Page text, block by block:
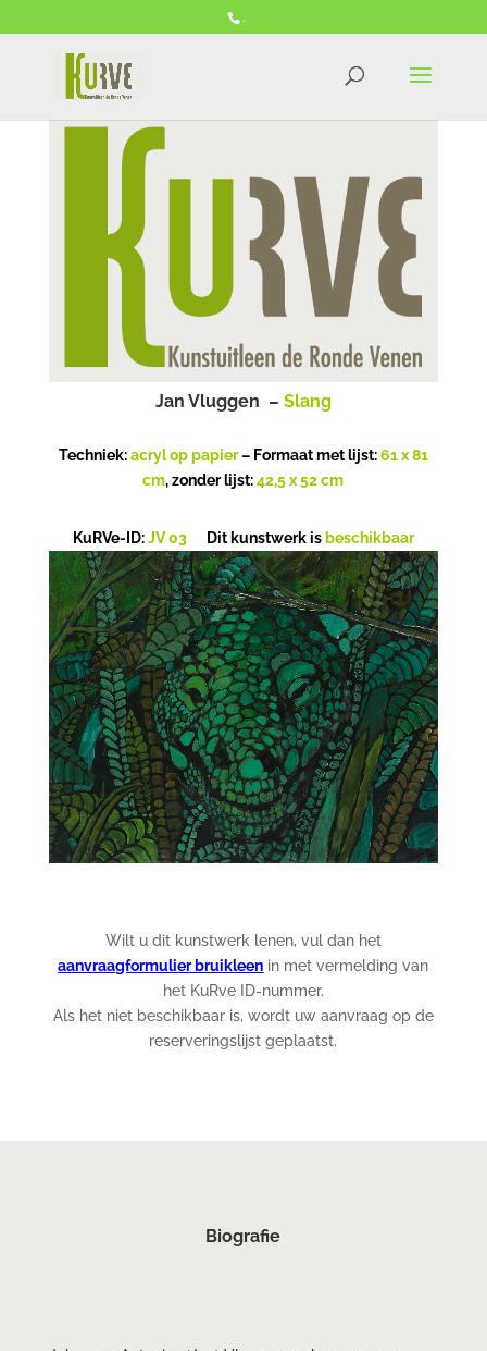
.
Jan Vluggen – Slang
Techniek:acryl op papier– Formaat met lijst:61 x 81
cm, zonder lijst:42,5 x 52 cm
KuRVe-ID:JV 03 Dit kunstwerk is beschikbaar
Wilt u dit kunstwerk lenen, vul dan het
aanvraagformulier bruikleen in met vermelding van
het KuRve ID-nummer.
Als het niet beschikbaar is, wordt uw aanvraag op de
reserveringslijst geplaatst.
Biografie